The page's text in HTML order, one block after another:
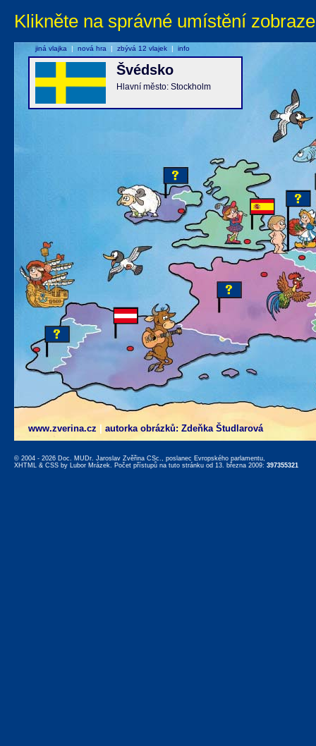
Klikněte na správné umístění
www.zverina.cz autorka obrázků: Zdeňka Študlarová
Švédsko
Hlavní město: Stockholm
jiná vlajka | nová hra | zbývá 12 vlajek | info
© 2004 - 2026 Doc. MUDr. Jaroslav Zvěřina CSc., poslanec Evropského parlamentu,
XHTML & CSS by Lubor Mrázek. Počet přístupů na tuto stránku od 13. března 2009: 397355321